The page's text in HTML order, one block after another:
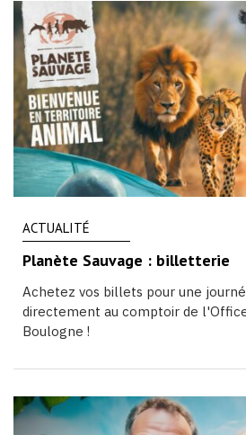
ACTUALITÉ
Planète Sauvage : billetterie
Achetez vos billets pour une
directement au comptoir de
Boulogne !